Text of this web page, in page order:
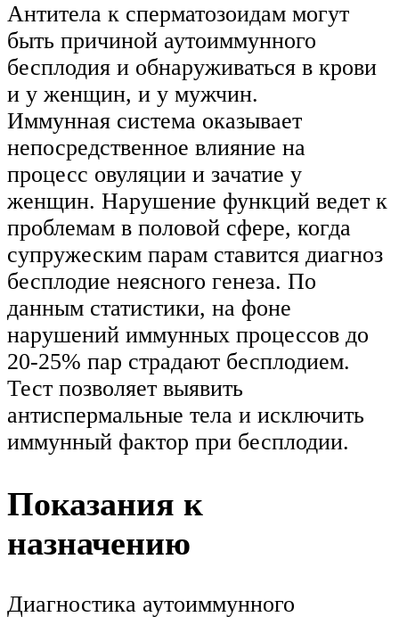
Антитела к сперматозоидам могут
быть причиной аутоиммунного
бесплодия и обнаруживаться в крови
и у женщин, и у мужчин.
Иммунная система оказывает
непосредственное влияние на
процесс овуляции и зачатие у
женщин. Нарушение функций ведет к
проблемам в половой сфере, когда
супружеским парам ставится диагноз
бесплодие неясного генеза. По
данным статистики, на фоне
нарушений иммунных процессов до
20-25% пар страдают бесплодием.
Тест позволяет выявить
антиспермальные тела и исключить
иммунный фактор при бесплодии.
Показания к
назначению
Диагностика аутоиммунного